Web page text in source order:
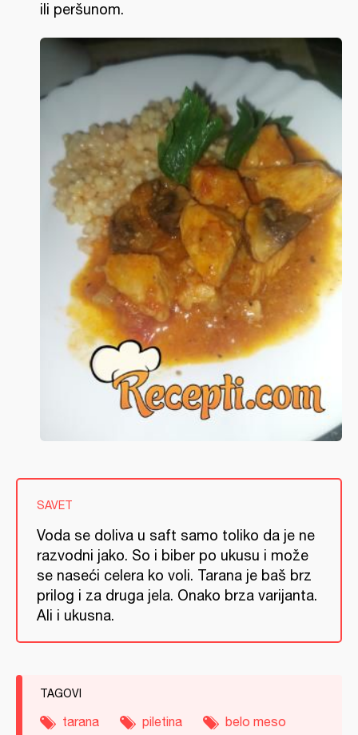
ili peršunom.
SAVET
Voda se doliva u saft samo toliko da je ne
razvodni jako. So i biber po ukusu i može
se naseći celera ko voli. Tarana je baš brz
prilog i za druga jela. Onako brza varijanta.
Ali i ukusna.
TAGOVI
tarana piletina
belo meso